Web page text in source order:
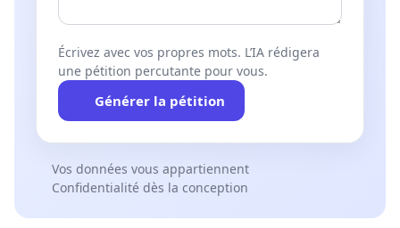
Écrivez avec vos propres mots. L’IA rédigera
une pétition percutante pour vous.
Générer la pétition
Vos données vous appartiennent
Confidentialité dès la conception